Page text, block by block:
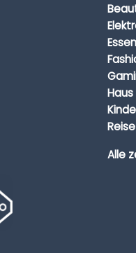
Reise
Alle